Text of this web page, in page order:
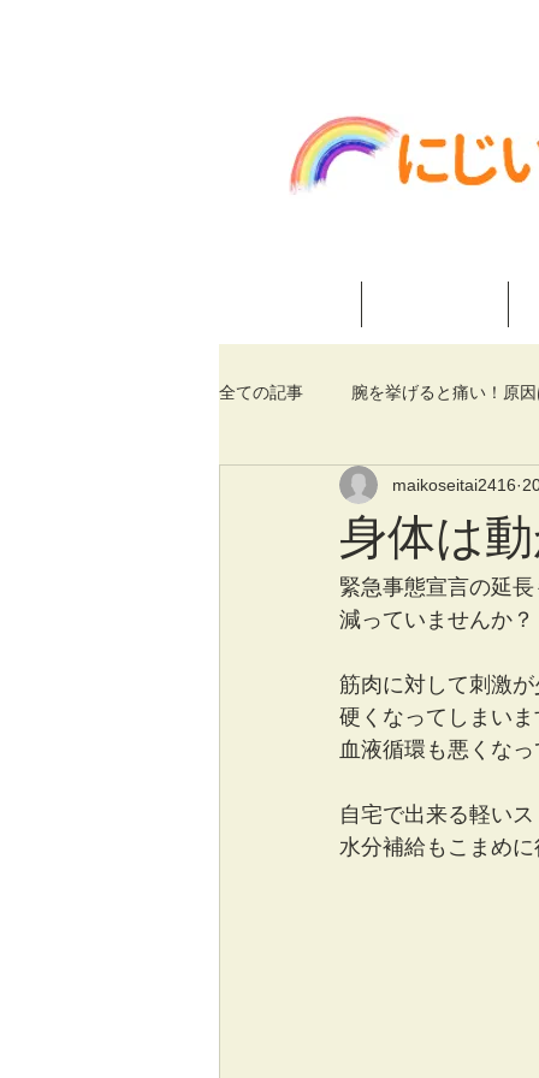
全ての記事 腕を挙げると痛い！原
身体は
maikoseitai2416
緊急事態宣言の延
減っていませんか？
筋肉に対して刺激
硬くなってしまいま
血液循環も悪くな
自宅で出来る軽い
水分補給もこまめ